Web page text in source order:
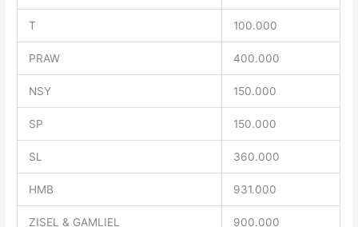
T 100.000
PRAW 400.000
NSY 150.000
SP 150.000
SL 360.000
HMB 931.000
ZISEL & GAMLIEL 900.000